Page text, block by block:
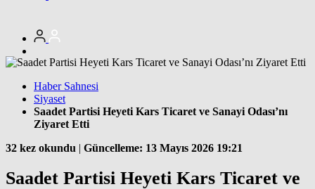
Haber Sahnesi
Siyaset
Saadet Partisi Heyeti Kars Ticaret ve Sanayi Odası’nı
Ziyaret Etti
32 kez okundu | Güncelleme: 13 Mayıs 2026 19:21
Saadet Partisi Heyeti Kars Ticaret ve